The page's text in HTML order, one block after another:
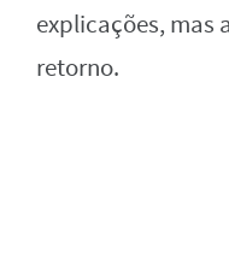
explicações, mas
retorno.